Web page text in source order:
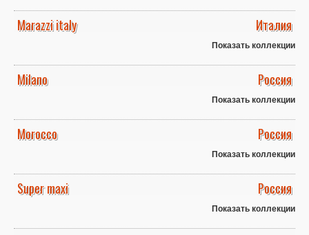
Marazzi italy Италия
Показать коллекции
Milano Россия
Показать коллекции
Morocco Россия
Показать коллекции
Super maxi Россия
Показать коллекции